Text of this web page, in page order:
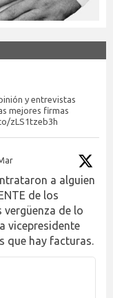
y entrevistas
mejores firmas
zLS1tzeb3h
a alguien
de los
de lo
vicepresidente
que hay facturas.